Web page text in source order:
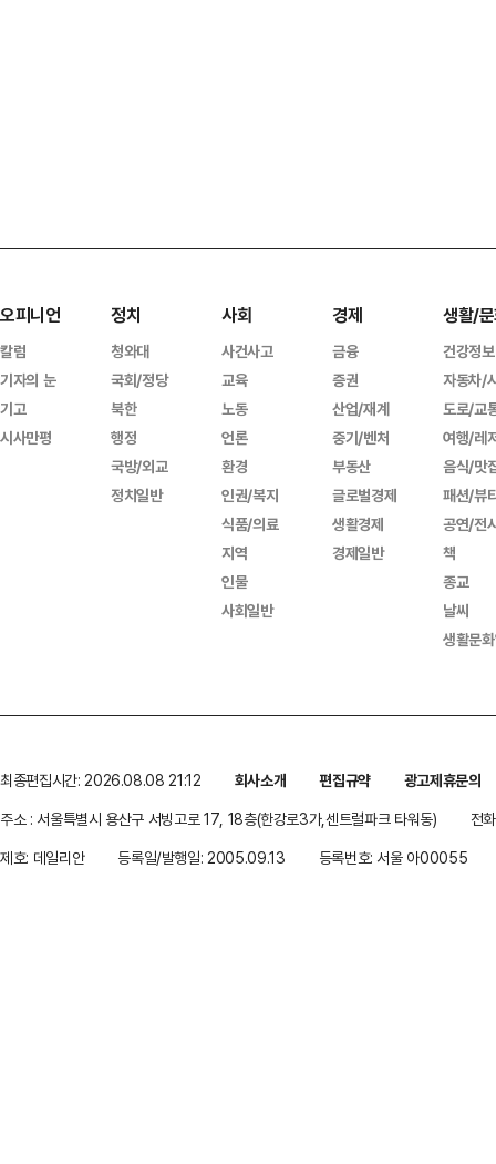
오피니언
칼럼
기자의 눈
기고
시사만평
정치
청와대
국회/정당
북한
행정
국방/외교
정치일반
사회
사건사고
교육
노동
언론
환경
인권/복지
식품/의료
지역
인물
사회일반
경제
금융
증권
산업/재계
중기/벤처
부동산
글로벌경제
생활경제
경제일반
생활/
건강정보
자동차/
도로/교
여행/레
음식/맛
패션/뷰
공연/전
책
종교
날씨
생활문
최종편집시간: 2026.08.08 21:12 회사소개 편집규약
광고제휴문의
주소 : 서울특별시 용산구 서빙고로 17, 18층(한강로3가,센트럴파크 타워동)
전
제호: 데일리안
등록일/발행일: 2005.09.13 등록번호: 서울 아00055